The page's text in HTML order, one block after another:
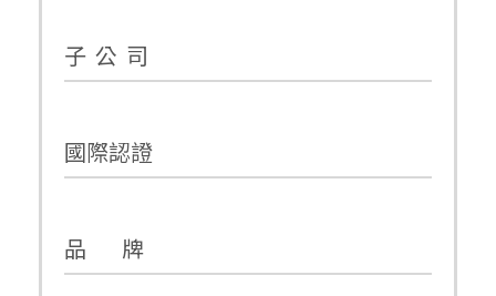
子 公 司
國際認證
品 牌